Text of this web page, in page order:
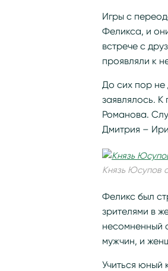
Игры с
Феликса, и
встрече с
проявляли к
До сих пор не
заявлялось.
Романова.
Дмитрия –
Князь Юсупов
Феликс был
зрителями в
несомненный
мужчин, и
Учиться юный